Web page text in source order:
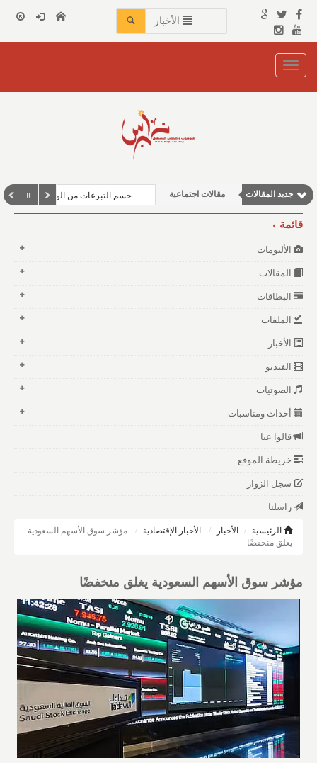
الأخبار
Toggle
navigation
جديد المقالات مقالات اجتماعية
مقالات علمية
حسم التبرعات من الوعاء الزكوي
قائمة
الألبومات
المقالات
البطاقات
الملفات
الأخبار
الفيديو
الصوتيات
أحداث ومناسبات
قالوا عنا
خريطة الموقع
سجل الزوار
راسلنا
الرئيسية الأخبار الأخبار الإقتصادية
مؤشر سوق الأسهم السعودية
يغلق منخفضًا
مؤشر سوق الأسهم السعودية يغلق منخفضًا